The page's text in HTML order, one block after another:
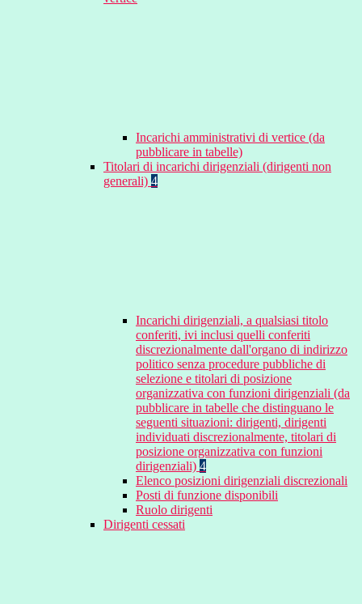
Incarichi amministrativi di vertice (da
pubblicare in tabelle)
Titolari di incarichi dirigenziali (dirigenti non
generali) 4
Incarichi dirigenziali, a qualsiasi titolo
conferiti, ivi inclusi quelli conferiti
discrezionalmente dall'organo di indirizzo
politico senza procedure pubbliche di
selezione e titolari di posizione
organizzativa con funzioni dirigenziali (da
pubblicare in tabelle che distinguano le
seguenti situazioni: dirigenti, dirigenti
individuati discrezionalmente, titolari di
posizione organizzativa con funzioni
dirigenziali) 4
Elenco posizioni dirigenziali discrezionali
Posti di funzione disponibili
Ruolo dirigenti
Dirigenti cessati